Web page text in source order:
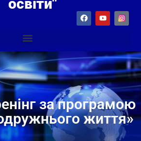
освіти"
за програмою
життя»